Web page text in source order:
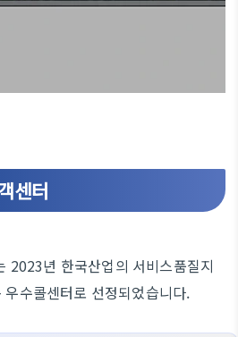
센터
2023년 한국산업의 서비스품질지
수콜센터로 선정되었습니다.